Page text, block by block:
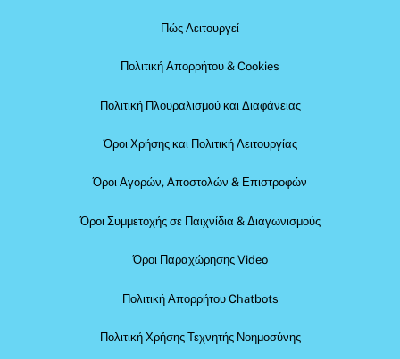
Πώς Λειτουργεί
Πολιτική Απορρήτου & Cookies
Πολιτική Πλουραλισμού και Διαφάνειας
Όροι Χρήσης και Πολιτική Λειτουργίας
Όροι Αγορών, Αποστολών & Επιστροφών
Όροι Συμμετοχής σε Παιχνίδια & Διαγωνισμούς
Όροι Παραχώρησης Video
Πολιτική Απορρήτου Chatbots
Πολιτική Χρήσης Τεχνητής Νοημοσύνης